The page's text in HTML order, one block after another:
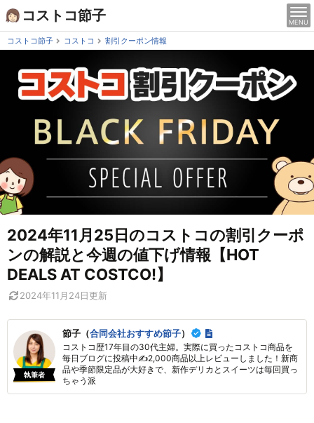
Skip
to
content
コストコ節子 MENU
コストコ節子 コストコ 割引クーポン情報
2024年11月25日のコストコの割引クーポ
ンの解説と今週の値下げ情報【HOT
DEALS AT COSTCO!】
2024年11月24日更新
執筆者
節子（合同会社おすすめ節子）
コストコ歴17年目の30代主婦。実際に買ったコストコ商品を
毎日ブログに投稿中✍2,000商品以上レビューしました！新商
品や季節限定品が大好きで、新作デリカとスイーツは毎回買っ
ちゃう派